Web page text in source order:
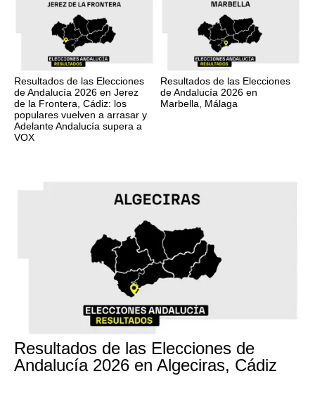
Resultados de las Elecciones
de Andalucía 2026 en Jerez
de la Frontera, Cádiz: los
populares vuelven a arrasar y
Adelante Andalucía supera a
VOX
Resultados de las Elecciones
de Andalucía 2026 en
Marbella, Málaga
Resultados de las Elecciones de
Andalucía 2026 en Algeciras, Cádiz